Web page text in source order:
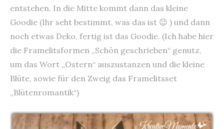
entstehen. In die Mitte kommt dann das kleine
Goodie (Ihr seht bestimmt, was das ist 😉 ) und dann
noch etwas Deko, fertig ist das Goodie. (Ich habe hier
die Framelitsformen „Schön geschrieben“ genutz,
um das Wort „Ostern“ auszustanzen und die kleine
Blüte, sowie für den Zweig das Framelitsset
„Blütenromantik“)